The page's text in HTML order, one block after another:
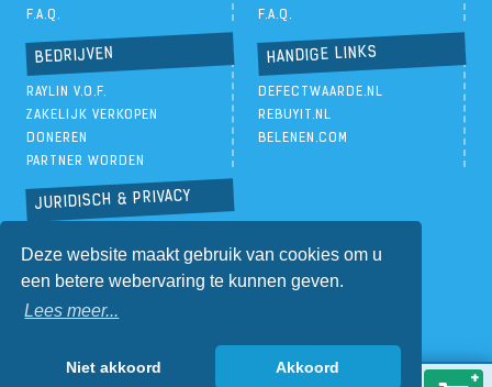
Deze website maakt gebruik van cookies om u
een betere webervaring te kunnen geven.
Lees meer...
Niet akkoord Akkoord
F.A.Q.
F.A.Q.
BEDRIJVEN
RAYLIN V.O.F.
ZAKELIJK VERKOPEN
DONEREN
PARTNER WORDEN
HANDIGE LINKS
DEFECTWAARDE.NL
REBUYIT.NL
BELENEN.COM
JURIDISCH & PRIVACY
ALGEMENE VOORWAARDEN